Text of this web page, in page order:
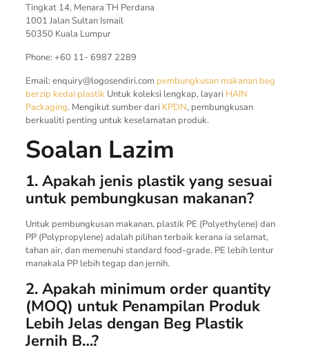
Tingkat 14, Menara TH Perdana
1001 Jalan Sultan Ismail
50350 Kuala Lumpur
Phone: +60 11- 6987 2289
Email: enquiry@logosendiri.com pembungkusan makanan beg
berzip kedai plastikUntuk koleksi lengkap, layari HAIN
Packaging. Mengikut sumber dari KPDN, pembungkusan
berkualiti penting untuk keselamatan produk.
Soalan Lazim
1. Apakah jenis plastik yang sesuai
untuk pembungkusan makanan?
Untuk pembungkusan makanan, plastik PE (Polyethylene) dan
PP (Polypropylene) adalah pilihan terbaik kerana ia selamat,
tahan air, dan memenuhi standard food-grade. PE lebih lentur
manakala PP lebih tegap dan jernih.
2. Apakah minimum order quantity
(MOQ) untuk Penampilan Produk
Lebih Jelas dengan Beg Plastik
Jernih B…?